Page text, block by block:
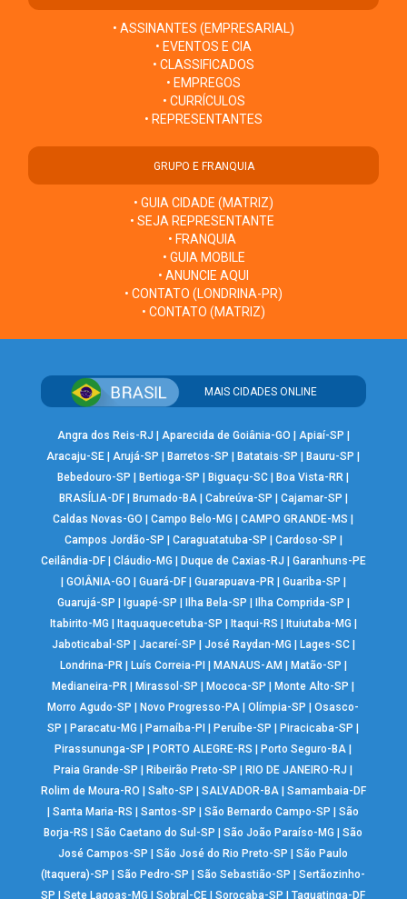
• ASSINANTES (EMPRESARIAL)
• EVENTOS E CIA
• CLASSIFICADOS
• EMPREGOS
• CURRÍCULOS
• REPRESENTANTES
GRUPO E FRANQUIA
• GUIA CIDADE (MATRIZ)
• SEJA REPRESENTANTE
• FRANQUIA
• GUIA MOBILE
• ANUNCIE AQUI
• CONTATO (LONDRINA-PR)
• CONTATO (MATRIZ)
MAIS CIDADES ONLINE
Angra dos Reis-RJ Aparecida de Goiânia-GO Apiaí-SP
Aracaju-SE |Arujá-SP Barretos-SP Batatais-SP Bauru-SP
Bebedouro-SP
Bertioga-SP Biguaçu-SC Boa Vista-RR
BRASÍLIA-DF| Brumado-BA| Cabreúva-SP Cajamar-SP
Caldas Novas-GO
|Campo Belo-MG |CAMPO GRANDE-MS
Campos Jordão-SP
Caraguatatuba-SP Cardoso-SP
Ceilândia-DF| Cláudio-MG Duque de Caxias-RJ
Garanhuns-PE
GOIÂNIA-GO Guará-DF| Guarapuava-PR| Guariba-SP
Guarujá-SP
Iguapé-SP Ilha Bela-SP Ilha Comprida-SP
Itabirito-MG
Itaquaquecetuba-SP Itaqui-RS Ituiutaba-MG
Jaboticabal-SP
Jacareí-SP José Raydan-MG Lages-SC|
Londrina-PR| Luís Correia-PI MANAUS-AM Matão-SP
Medianeira-PR
Mirassol-SP Mococa-SP Monte Alto-SP
Morro Agudo-SP
Novo Progresso-PA |Olímpia-SP |Osasco-
SP
Paracatu-MG Parnaíba-PI Peruíbe-SP Piracicaba-SP
Pirassununga-SP
PORTO ALEGRE-RS Porto Seguro-BA
Praia Grande-SP
Ribeirão Preto-SP RIO DE JANEIRO-RJ
Rolim de Moura-RO
Salto-SP SALVADOR-BA| Samambaia-DF
|Santa Maria-RS |Santos-SP |São Bernardo Campo-SP |São
Borja-RS
|São Caetano do Sul-SP |São João Paraíso-MG |São
José Campos-SP
|São José do Rio Preto-SP |São Paulo
(Itaquera)-SP
|São Pedro-SP |São Sebastião-SP |Sertãozinho-
SP
|Sete Lagoas-MG |Sobral-CE |Sorocaba-SP |Taguatinga-DF